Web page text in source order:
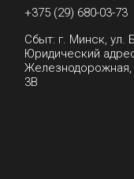
+375 (29) 680-03-73
Сбыт: г. Минск, ул.
Юридический
3В